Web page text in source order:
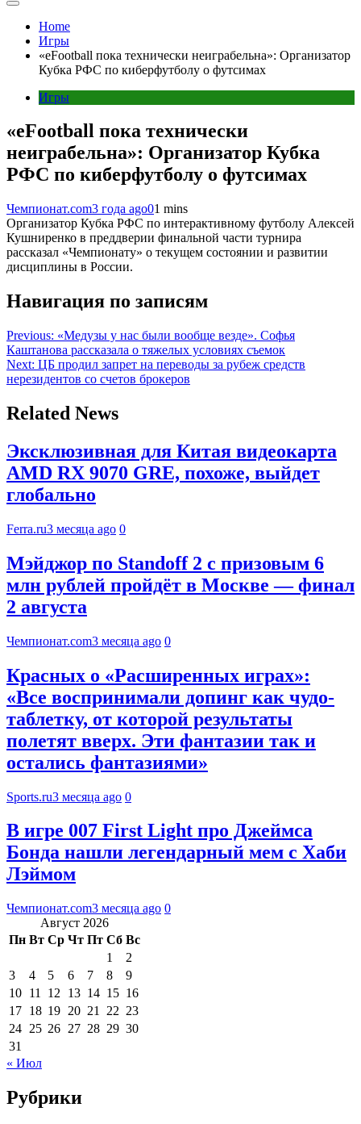
Home
Игры
«eFootball пока технически неиграбельна»: Организатор
Кубка РФС по киберфутболу о футсимах
Игры
«eFootball пока технически
неиграбельна»: Организатор Кубка
РФС по киберфутболу о футсимах
Чемпионат.com3 года ago01 mins
Организатор Кубка РФС по интерактивному футболу Алексей
Кушниренко в преддверии финальной части турнира
рассказал «Чемпионату» о текущем состоянии и развитии
дисциплины в России.
Навигация по записям
Previous: «Медузы у нас были вообще везде». Софья
Каштанова рассказала о тяжелых условиях съемок
Next: ЦБ продил запрет на переводы за рубеж средств
нерезидентов со счетов брокеров
Related News
Эксклюзивная для Китая видеокарта
AMD RX 9070 GRE, похоже, выйдет
глобально
Ferra.ru3 месяца ago 0
Мэйджор по Standoff 2 с призовым 6
млн рублей пройдёт в Москве — финал
2 августа
Чемпионат.com3 месяца ago 0
Красных о «Расширенных играх»:
«Все воспринимали допинг как чудо-
таблетку, от которой результаты
полетят вверх. Эти фантазии так и
остались фантазиями»
Sports.ru3 месяца ago 0
В игре 007 First Light про Джеймса
Бонда нашли легендарный мем с Хаби
Лэймом
Чемпионат.com3 месяца ago 0
Август 2026
Пн Вт Ср Чт Пт Сб Вс
1
2
3
4 5 6 7 8
9
10 11 12 13 14 15 16
17 18 19 20 21 22 23
24 25 26 27 28 29 30
31
« Июл
Рубрики